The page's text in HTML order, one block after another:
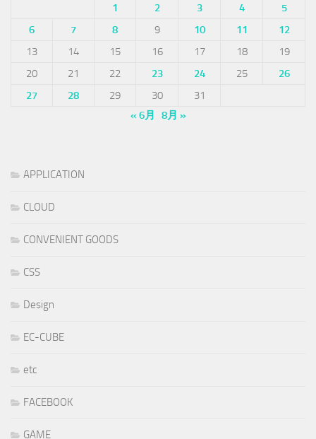
1
2 3 4
5
6
7 8 9 10 11
12
13
14 15 16 17 18
19
20
21 22 23 24 25
26
27
28 29 30
31
« 6月
8月 »
APPLICATION
CLOUD
CONVENIENT GOODS
CSS
Design
EC-CUBE
etc
FACEBOOK
GAME